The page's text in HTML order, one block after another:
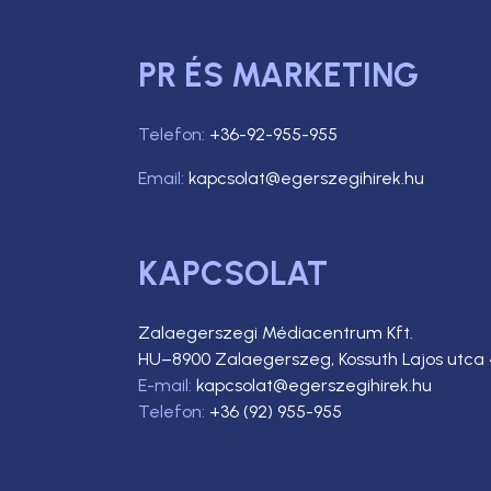
PR ÉS MARKETING
Telefon: +36-92-955-955
Email: kapcsolat@egerszegihirek.hu
KAPCSOLAT
Zalaegerszegi Médiacentrum Kft.
HU–8900 Zalaegerszeg, Kossuth Lajos utca
E-mail: kapcsolat@egerszegihirek.hu
Telefon: +36 (92) 955-955